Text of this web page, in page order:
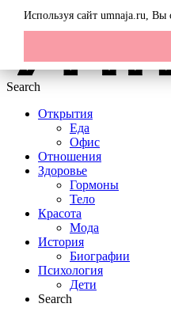
Menu
Search
Открытия
Еда
Офис
Отношения
Здоровье
Гормоны
Тело
Красота
Мода
История
Биографии
Психология
Дети
Search
Используя сайт umnaja.ru, Вы